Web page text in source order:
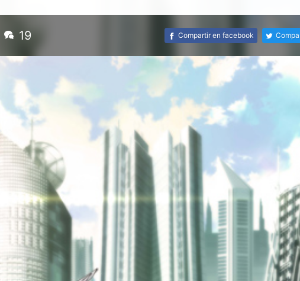
19 Compartir en facebook